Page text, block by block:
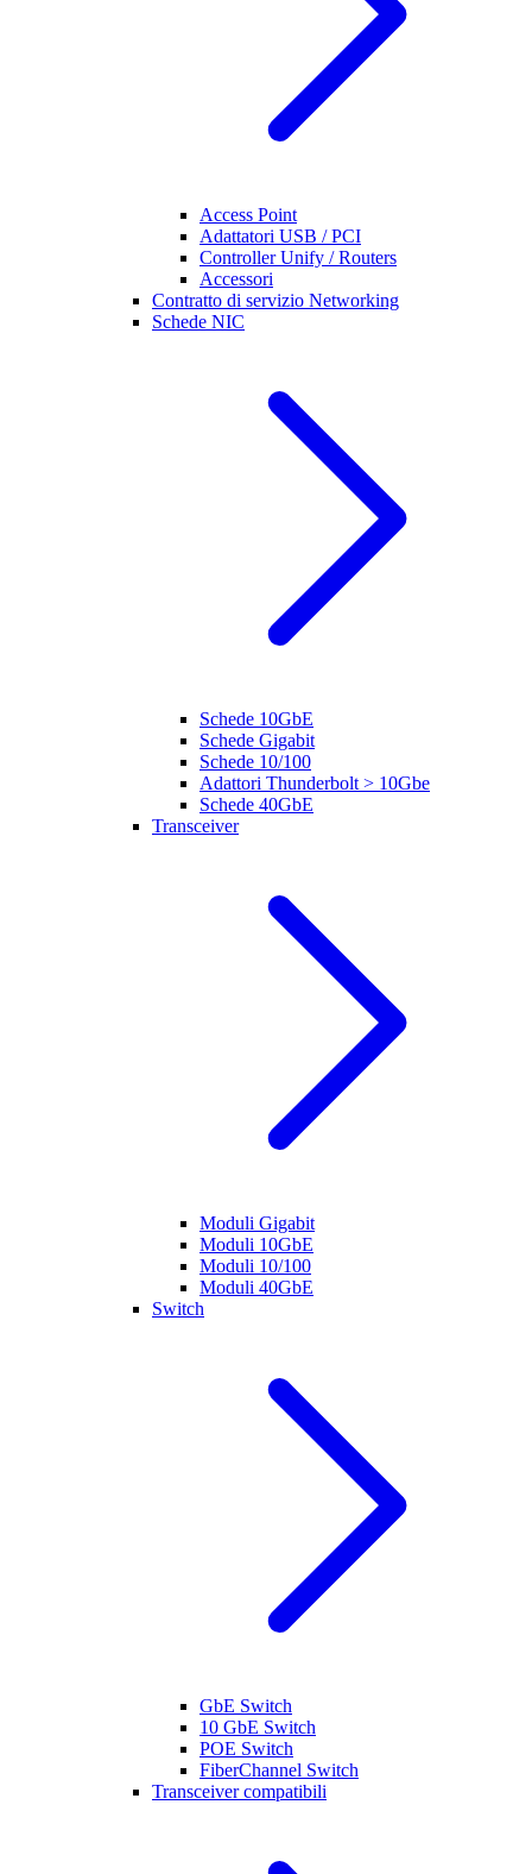
Access Point
Adattatori USB / PCI
Controller Unify / Routers
Accessori
Contratto di servizio Networking
Schede NIC
Schede 10GbE
Schede Gigabit
Schede 10/100
Adattori Thunderbolt > 10Gbe
Schede 40GbE
Transceiver
Moduli Gigabit
Moduli 10GbE
Moduli 10/100
Moduli 40GbE
Switch
GbE Switch
10 GbE Switch
POE Switch
FiberChannel Switch
Transceiver compatibili